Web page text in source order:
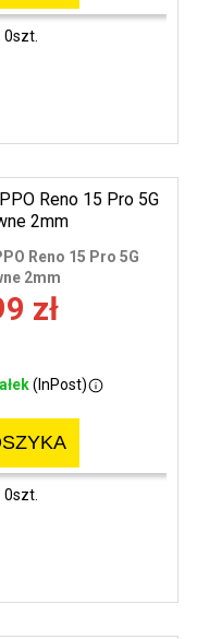
0szt.
Reno 15 Pro 5G
2mm
zł
(InPost)
0szt.